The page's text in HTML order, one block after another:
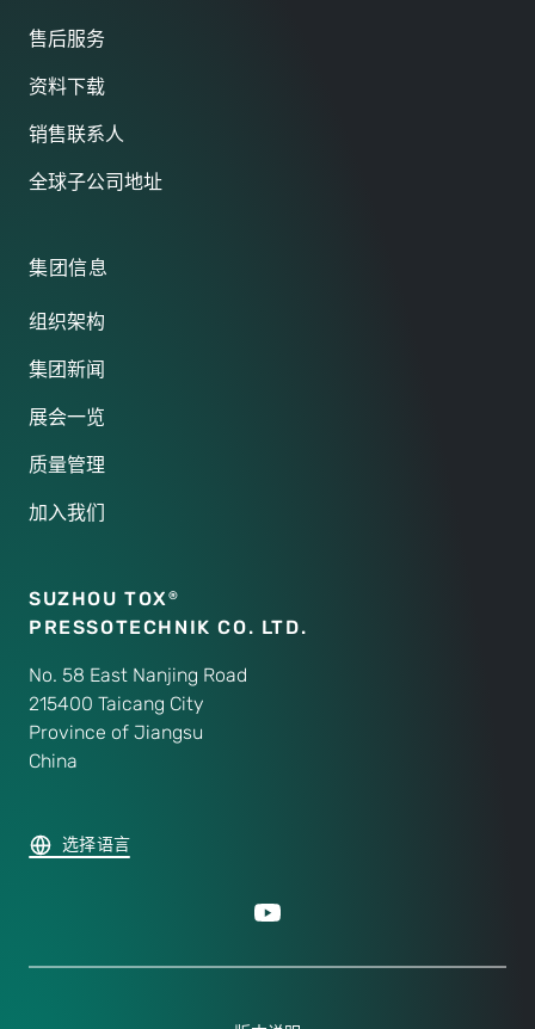
售后服务
资料下载
销售联系人
全球子公司地址
集团信息
组织架构
集团新闻
展会一览
质量管理
加入我们
选择语言
SUZHOU TOX®
PRESSOTECHNIK CO. LTD.
No. 58 East Nanjing Road
215400 Taicang City
Province of Jiangsu
China